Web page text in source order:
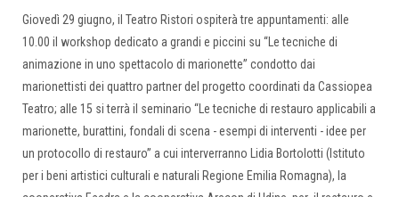
Giovedì 29 giugno, il Teatro Ristori ospiterà tre appuntamenti: alle
10.00 il workshop dedicato a grandi e piccini su “Le tecniche di
animazione in uno spettacolo di marionette” condotto dai
marionettisti dei quattro partner del progetto coordinati da Cassiopea
Teatro; alle 15 si terrà il seminario “Le tecniche di restauro applicabili a
marionette, burattini, fondali di scena - esempi di interventi - idee per
un protocollo di restauro” a cui interverranno Lidia Bortolotti (Istituto
per i beni artistici culturali e naturali Regione Emilia Romagna), la